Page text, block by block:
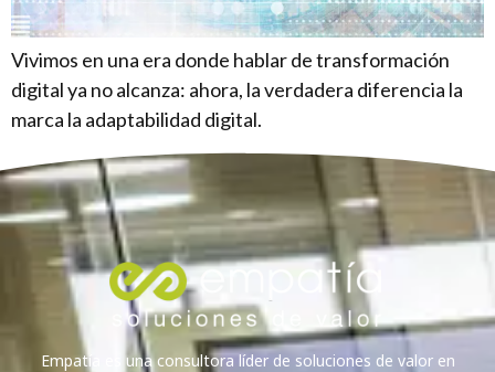
Vivimos en una era donde hablar de transformación
digital ya no alcanza: ahora, la verdadera diferencia la
marca la adaptabilidad digital.
Empatía es una consultora líder de soluciones de valor en